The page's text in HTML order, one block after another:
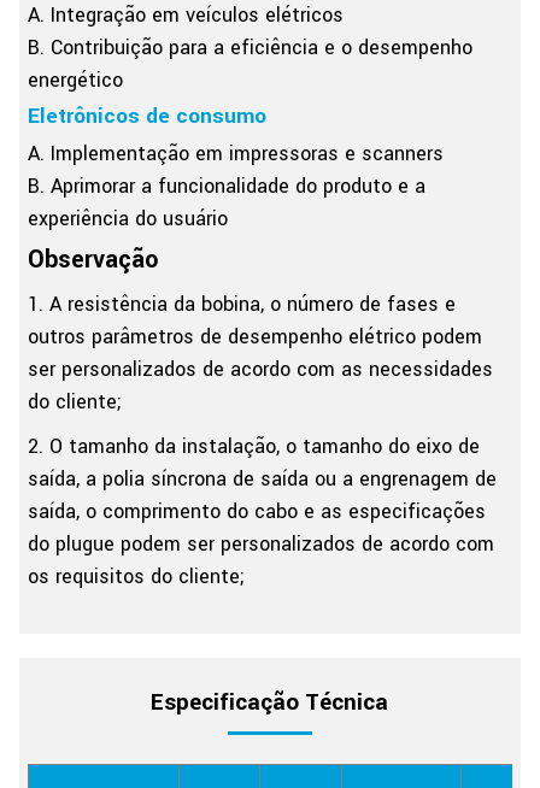
A. Integração em veículos elétricos
B. Contribuição para a eficiência e o desempenho
energético
Eletrônicos de consumo
A. Implementação em impressoras e scanners
B. Aprimorar a funcionalidade do produto e a
experiência do usuário
Observação
1. A resistência da bobina, o número de fases e
outros parâmetros de desempenho elétrico podem
ser personalizados de acordo com as necessidades
do cliente;
2. O tamanho da instalação, o tamanho do eixo de
saída, a polia síncrona de saída ou a engrenagem de
saída, o comprimento do cabo e as especificações
do plugue podem ser personalizados de acordo com
os requisitos do cliente;
Especificação Técnica